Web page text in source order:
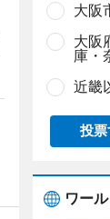
大阪
大阪
庫・
近畿
投票
ワー